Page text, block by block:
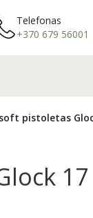
Telefonas
+370 679 56001
pistoletas
17